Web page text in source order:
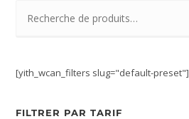
[yith_wcan_filters slug="default-preset"]
FILTRER PAR TARIF